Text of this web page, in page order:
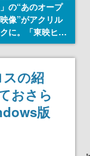
」の“あのオープ
像”がアクリル
に。「東映ヒス
グッズコレクシ
8月下旬より発
スの紹
おさら
版